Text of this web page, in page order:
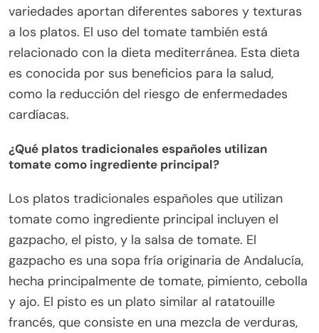
variedades aportan diferentes sabores y texturas
a los platos. El uso del tomate también está
relacionado con la dieta mediterránea. Esta dieta
es conocida por sus beneficios para la salud,
como la reducción del riesgo de enfermedades
cardíacas.
¿Qué platos tradicionales españoles utilizan
tomate como ingrediente principal?
Los platos tradicionales españoles que utilizan
tomate como ingrediente principal incluyen el
gazpacho, el pisto, y la salsa de tomate. El
gazpacho es una sopa fría originaria de Andalucía,
hecha principalmente de tomate, pimiento, cebolla
y ajo. El pisto es un plato similar al ratatouille
francés, que consiste en una mezcla de verduras,